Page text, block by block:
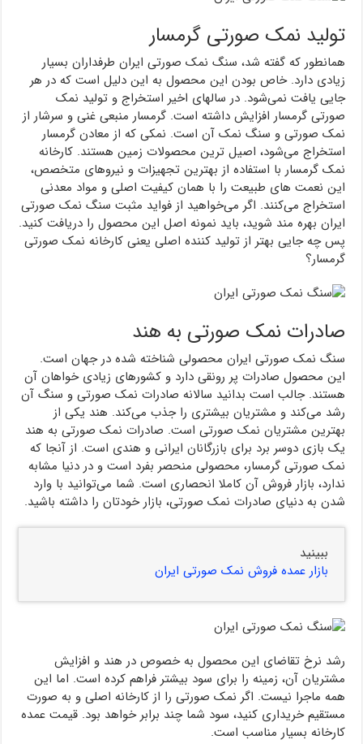
تولید نمک صورتی گرمسار
همانطور که گفته شد، سنگ نمک صورتی ایران طرفداران بسیار
زیادی دارد. خاص بودن این محصول به این دلیل است که در هر
جایی یافت نمی‌شود. در سالهای اخیر استخراج و تولید نمک
صورتی گرمسار افزایش داشته است. گرمسار منبعی غنی و سرشار از
نمک صورتی و سنگ نمک آن است. نمکی که از معادن گرمسار
استخراج می‌شود، اصیل ترین محصولات زمین هستند. کارخانه
نمک گرمسار با استفاده از بهترین تجهیزات و نیروهای متخصص،
این نعمت های طبیعت را با همان کیفیت اصلی و مواد معدنی
استخراج می‌کنند. اگر می‌خواهید از فواید مثبت سنگ نمک صورتی
ایران بهره مند شوید، باید نمونه اصل این محصول را دریافت کنید.
پس چه جایی بهتر از تولید کننده اصلی یعنی کارخانه نمک صورتی
گرمسار؟
صادرات نمک صورتی به هند
سنگ نمک صورتی ایران محصولی شناخته شده در جهان است.
این محصول صادرات پر رونقی دارد و کشورهای زیادی خواهان آن
هستند. جالب است بدانید سالانه صادرات نمک صورتی و سنگ آن
رشد می‌کند و مشتریان بیشتری را جذب می‌کند. هند یکی از
بهترین مشتریان نمک صورتی است. صادرات نمک صورتی به هند
یک بازی دوسر برد برای بازرگانان ایرانی و هندی است. از آنجا که
نمک صورتی گرمسار، محصولی منحصر بفرد است و در دنیا مشابه
ندارد، بازار فروش آن کاملا انحصاری است. شما می‌توانید با وارد
شدن به دنیای صادرات نمک صورتی، بازار خودتان را داشته باشید.
ببینید
بازار عمده فروش نمک صورتی ایران
رشد نرخ تقاضای این محصول به خصوص در هند و افزایش
مشتریان آن، زمینه را برای سود بیشتر فراهم کرده است. اما این
همه ماجرا نیست. اگر نمک صورتی را از کارخانه اصلی و به صورت
مستقیم خریداری کنید، سود شما چند برابر خواهد بود. قیمت عمده
کارخانه بسیار مناسب است.